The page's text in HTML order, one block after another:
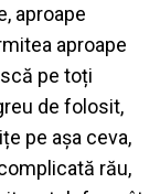
aproape
aproape
pe toți
de folosit,
pe așa ceva,
rău,